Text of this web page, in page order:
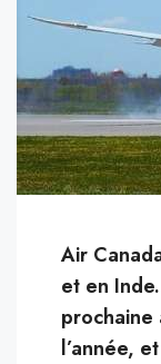
Air
et en
prochaine
l’année,